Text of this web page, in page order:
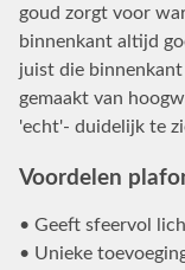
goud zorgt voor
binnenkant altijd
juist die binnenkant
gemaakt van
'echt'- duidelijk te
Voordelen
• Geeft sfeervol
• Unieke